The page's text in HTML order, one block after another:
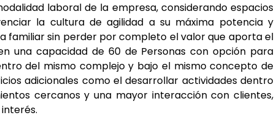
laboral de la empresa, considerando espacios
la cultura de agilidad a su máxima potencia y
familiar sin perder por completo el valor que aporta el
una capacidad de 60 de Personas con opción para
del mismo complejo y bajo el mismo concepto de
adicionales como el desarrollar actividades dentro
cercanos y una mayor interacción con clientes,